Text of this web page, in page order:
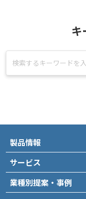
キ
製品情報
サービス
業種別提案・事例